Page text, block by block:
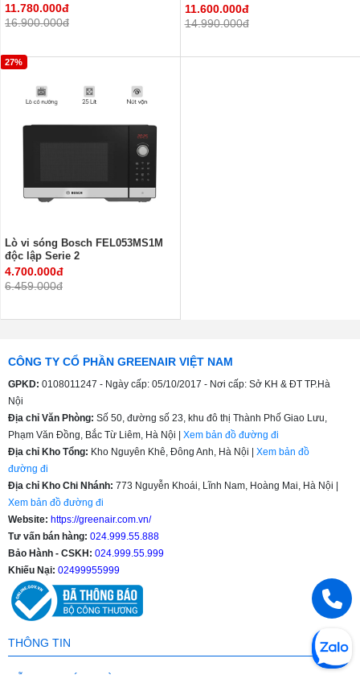
11.780.000đ
16.900.000đ
11.600.000đ
14.990.000đ
27%
Lò vi sóng Bosch FEL053MS1M
độc lập Serie 2
4.700.000đ
6.459.000đ
CÔNG TY CỔ PHẦN GREENAIR VIỆT NAM
GPKD: 0108011247 - Ngày cấp: 05/10/2017 - Nơi cấp: Sở KH & ĐT TP.Hà
Nội
Địa chỉ Văn Phòng: Số 50, đường số 23, khu đô thị Thành Phố Giao Lưu,
Phạm Văn Đồng, Bắc Từ Liêm, Hà Nội | Xem bản đồ đường đi
Địa chỉ Kho Tổng: Kho Nguyên Khê, Đông Anh, Hà Nội | Xem bản đồ
đường đi
Địa chỉ Kho Chi Nhánh: 773 Nguyễn Khoái, Lĩnh Nam, Hoàng Mai, Hà Nội |
Xem bản đồ đường đi
Website: https://greenair.com.vn/
Tư vấn bán hàng: 024.999.55.888
Bảo Hành - CSKH: 024.999.55.999
Khiếu Nại: 02499955999
THÔNG TIN